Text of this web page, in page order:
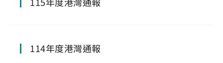
114年度港灣通報